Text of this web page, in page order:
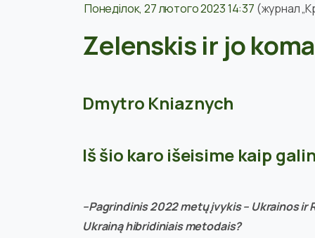
Понеділок, 27 лютого 2023 14:37 (журнал
Zelenskis ir jo
Dmytro Kniaznych
Iš šio karo išeisime kaip
–Pagrindinis 2022 metų įvykis – Ukrainos
Ukrainą hibridiniais metodais?